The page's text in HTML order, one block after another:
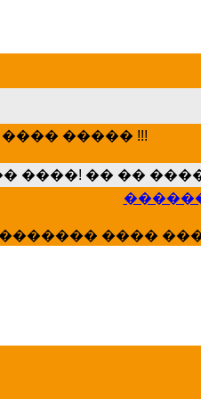
��� ��������
��� ����� ���
����